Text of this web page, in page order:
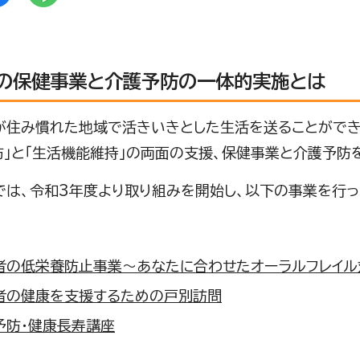
保健事業と介護予防の一体的実施とは
み慣れた地域で活きいきとした生活を送ることができ
」と「生活機能維持」の両面の支援、保健事業と介護予
、令和3年度より取り組みを開始し、以下の事業を行っ
の低栄養防止事業～あなたに合わせたオーラルフレイ
の健康を支援するための戸別訪問
防・健康長寿講座